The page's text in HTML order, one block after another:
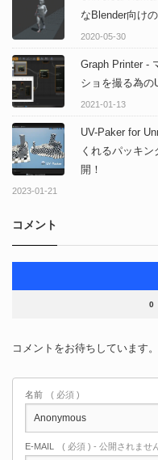
なBlender向け
2020-05-30
Graph Printer -
ショを撮る為の
2021-01-13
UV-Paker for
くれるパッキ
開！
2023-01-21
コメント
0
コメントをお待ちしています。
名前 ( 必須 )
E-MAIL ( 必須 ) - 公開されませ